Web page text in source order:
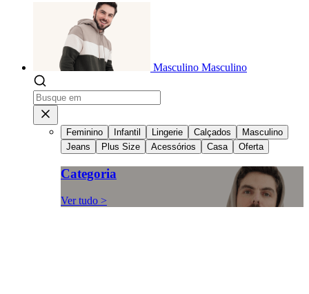
Masculino Masculino
Feminino Infantil Lingerie Calçados
Masculino
Jeans
Plus Size Acessórios Casa Oferta
Categoria
Ver tudo >